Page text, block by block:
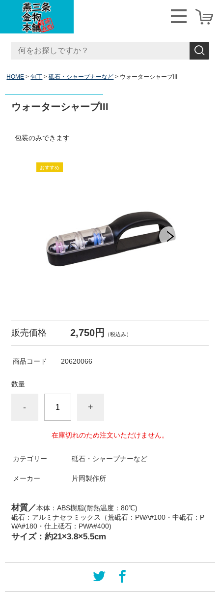
HOME 包丁 砥石・シャープナーなど ウォーターシャープIII
ウォーターシャープIII
包装のみできます
販売価格 2,750円 （税込み）
商品コード 20620066
数量
- +
在庫切れのため注文いただけません。
カテゴリー 砥石・シャープナーなど
メーカー 片岡製作所
材質／本体：ABS樹脂(耐熱温度：80℃)
砥石：アルミナセラミックス（荒砥石：PWA#100・中砥石：P
WA#180・仕上砥石：PWA#400)
サイズ：約21×3.8×5.5cm